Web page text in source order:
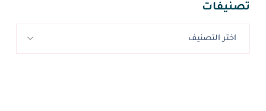
تصنيفات
اختر التصنيف